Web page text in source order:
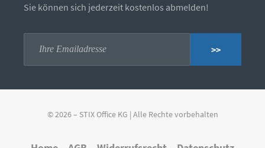
Sie können sich jederzeit kostenlos abmelden!
>>
© 2026 – STIX Office KG | Alle Rechte vorbehalten